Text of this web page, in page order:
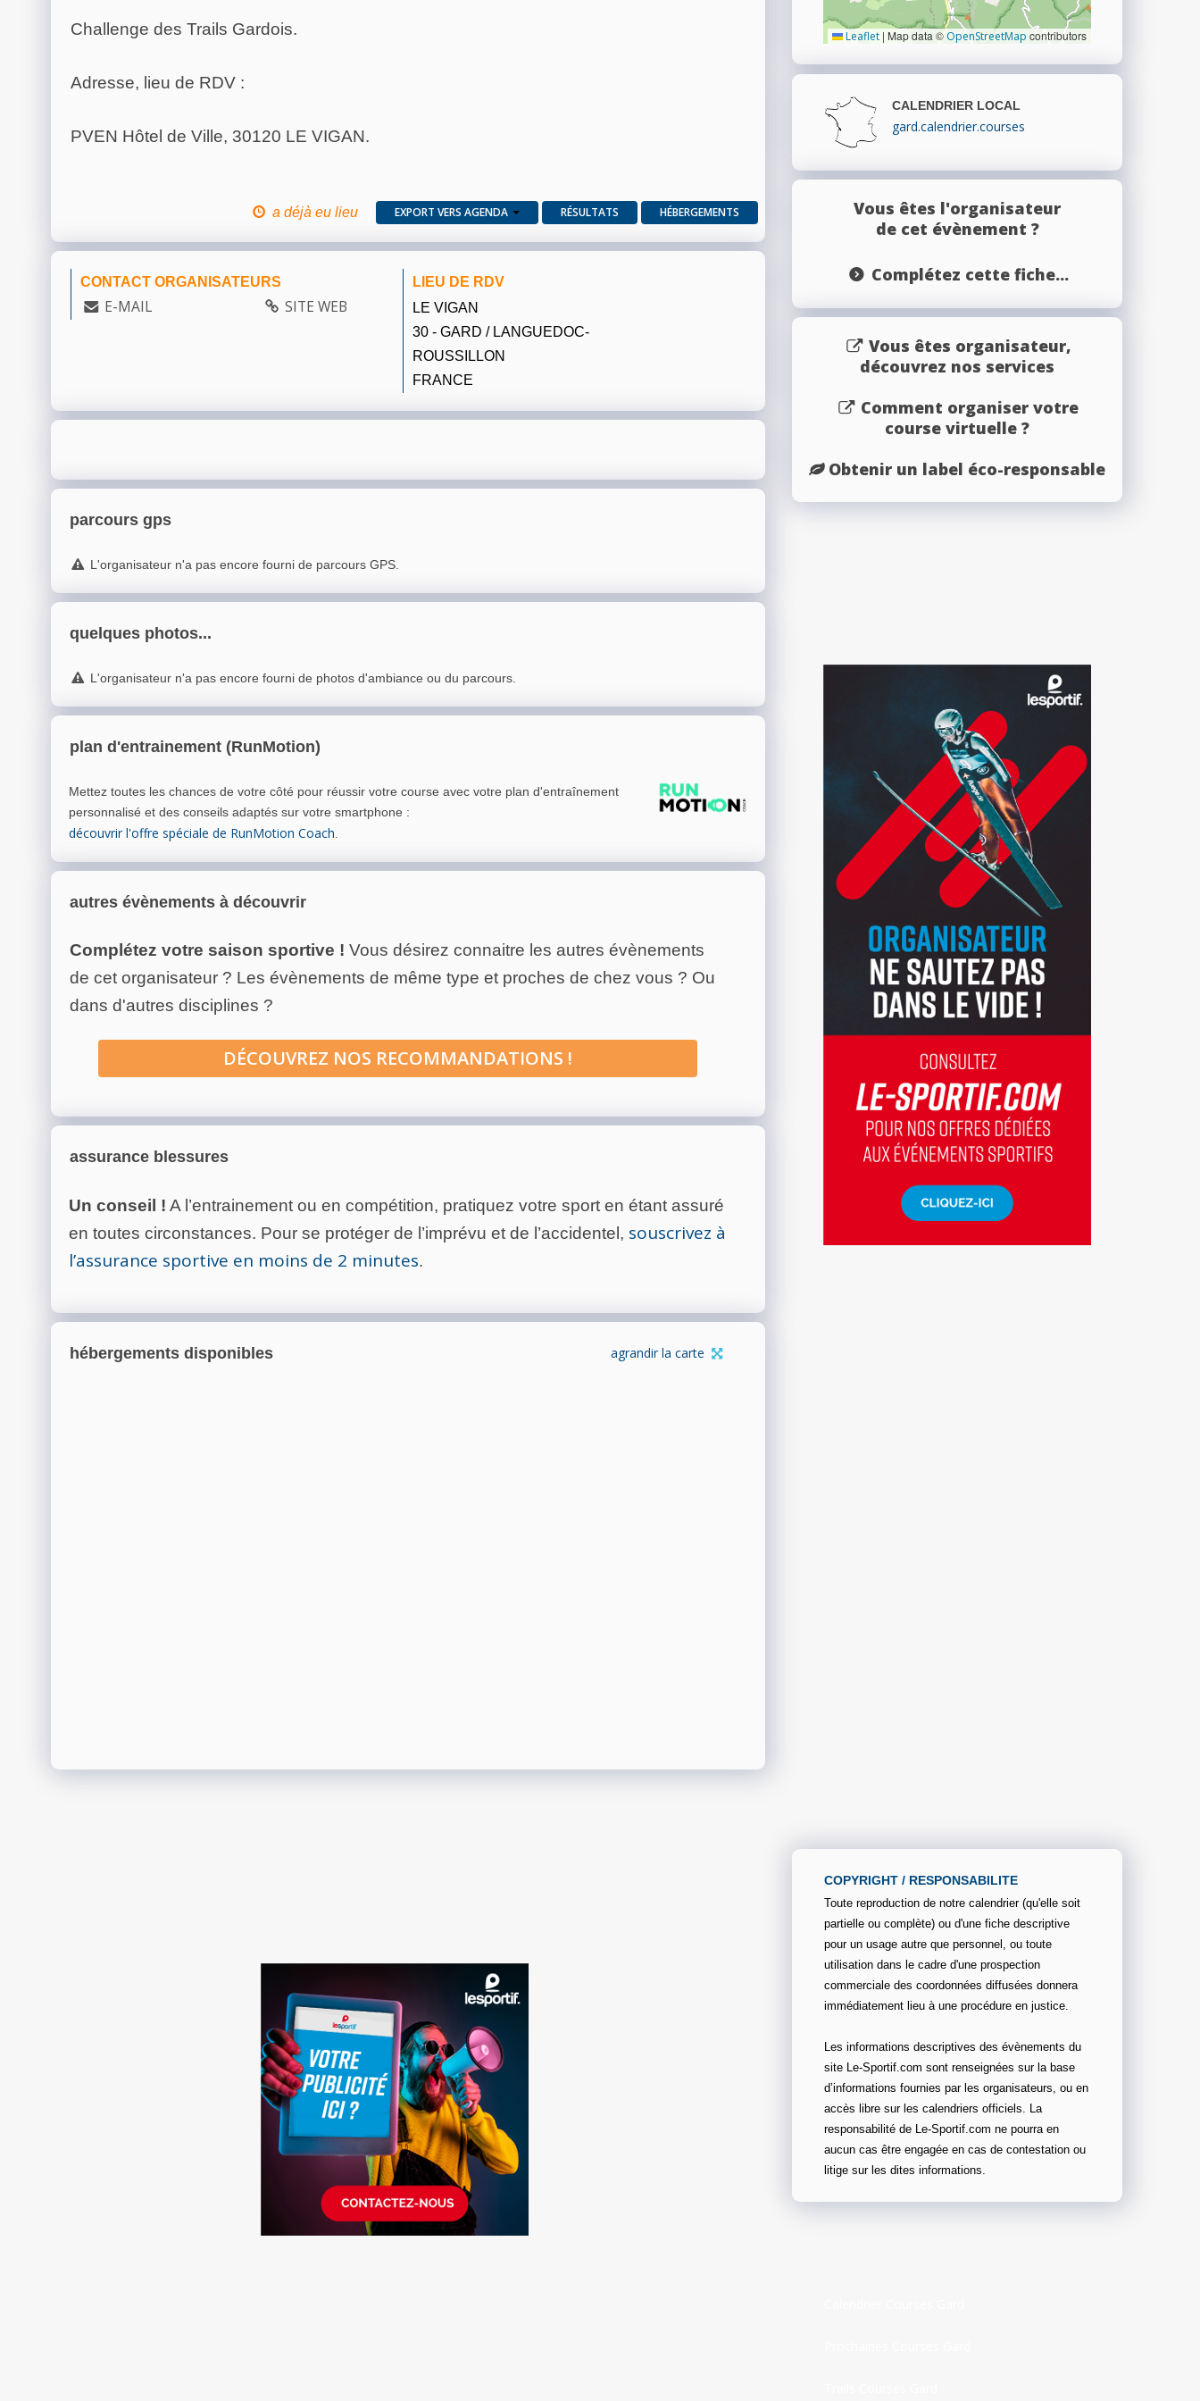
Challenge des Trails Gardois.
Adresse, lieu de RDV :
PVEN Hôtel de Ville, 30120 LE VIGAN.
a déjà eu lieu EXPORT VERS AGENDA RÉSULTATS HÉBERGEMENTS
CONTACT ORGANISATEURS
E-MAIL SITE WEB
LIEU DE RDV
LE VIGAN
30 - GARD / LANGUEDOC-
ROUSSILLON
FRANCE
parcours gps
L'organisateur n'a pas encore fourni de parcours GPS.
quelques photos...
L'organisateur n'a pas encore fourni de photos d'ambiance ou du parcours.
plan d'entrainement (RunMotion)
Mettez toutes les chances de votre côté pour réussir votre course avec votre plan d'entraînement
personnalisé et des conseils adaptés sur votre smartphone :
découvrir l'offre spéciale de RunMotion Coach.
autres évènements à découvrir
Complétez votre saison sportive ! Vous désirez connaitre les autres évènements
de cet organisateur ? Les évènements de même type et proches de chez vous ? Ou
dans d'autres disciplines ?
DÉCOUVREZ NOS RECOMMANDATIONS !
assurance blessures
Un conseil ! A l’entrainement ou en compétition, pratiquez votre sport en étant assuré
en toutes circonstances. Pour se protéger de l’imprévu et de l’accidentel, souscrivez à
l’assurance sportive en moins de 2 minutes.
hébergements disponibles agrandir la carte
Leaflet | Map data ©OpenStreetMap contributors
CALENDRIER LOCAL
gard.calendrier.courses
Vous êtes l'organisateur
de cet évènement ?
Complétez cette fiche...
Vous êtes organisateur,
découvrez nos services
Comment organiser votre
course virtuelle ?
Obtenir un label éco-responsable
COPYRIGHT / RESPONSABILITE
Toute reproduction de notre calendrier (qu'elle soit
partielle ou complète) ou d'une fiche descriptive
pour un usage autre que personnel, ou toute
utilisation dans le cadre d'une prospection
commerciale des coordonnées diffusées donnera
immédiatement lieu à une procédure en justice.
Les informations descriptives des évènements du
site Le-Sportif.com sont renseignées sur la base
d’informations fournies par les organisateurs, ou en
accès libre sur les calendriers officiels. La
responsabilité de Le-Sportif.com ne pourra en
aucun cas être engagée en cas de contestation ou
litige sur les dites informations.